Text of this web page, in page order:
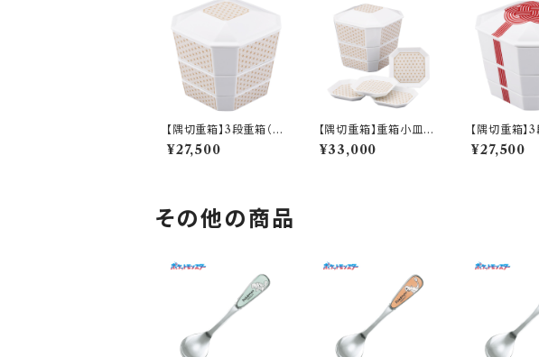
【隅切重箱】3段重箱（麻
の葉）【YMK140】YM
K141-380
¥27,500
【隅切重箱】重箱小皿
（麻の葉）【YMK140】Y
MK141-381
¥33,000
【隅切重箱】
結び）【
K142-380
¥27,500
その他の商品